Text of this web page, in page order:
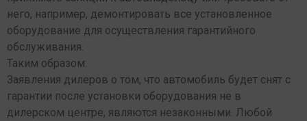
него, например, демонтировать все установленное
оборудование для осуществления гарантийного
обслуживания.
Таким образом:
Заявления дилеров о том, что автомобиль будет снят с
гарантии после установки оборудования не в
дилерском центре, являются незаконными. Любой